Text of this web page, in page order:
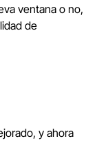
ventana o no,
de
y ahora